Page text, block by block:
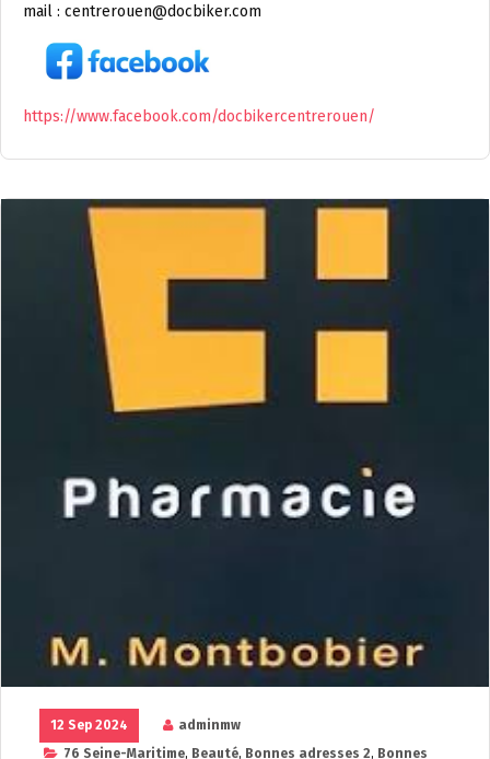
mail : centrerouen@docbiker.com
https://www.facebook.com/docbikercentrerouen/
12 Sep 2024
adminmw
76 Seine-Maritime, Beauté, Bonnes adresses 2, Bonnes